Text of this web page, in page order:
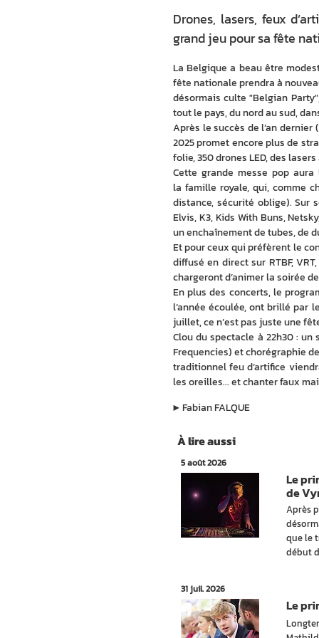
Drones, lasers, feux
grand jeu pour sa fête
La Belgique a beau être
fête nationale prendra à
désormais culte "Belgian
tout le pays, du nord au sud,
Après le succès de l’an
2025 promet encore plus de
folie, 350 drones LED, des
Cette grande messe pop
la famille royale, qui, comme
distance, sécurité oblige). Sur
Elvis, K3, Kids With Buns,
un enchaînement de tubes, de
Et pour ceux qui préfèrent le
diffusé en direct sur RTBF,
chargeront d’animer la soirée
En plus des concerts, le
l’année écoulée, ont brillé par
juillet, ce n’est pas juste une
Clou du spectacle à 22h30 :
Frequencies) et chorégraphie
traditionnel feu d’artifice
les oreilles... et chanter faux
Fabian FALQUE
▶︎
À lire aussi
5 août 2026
Après
que le
début
Le
de
31 juil. 2026
Le